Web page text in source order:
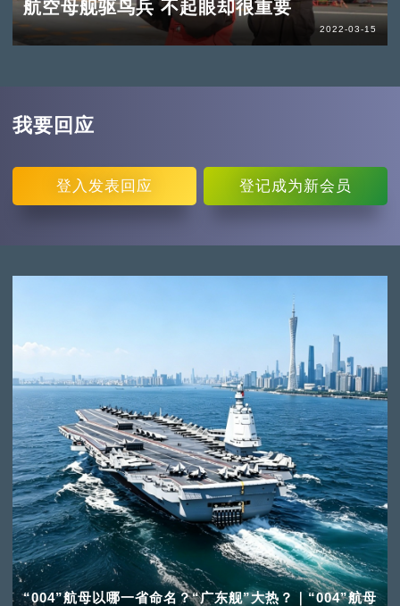
航空母舰驱鸟兵 不起眼却很重要
2022-03-15
我要回应
登入 发表回应 登记成为新会员
“004”航母以哪一省命名？“广东舰”大热？｜“004”航母